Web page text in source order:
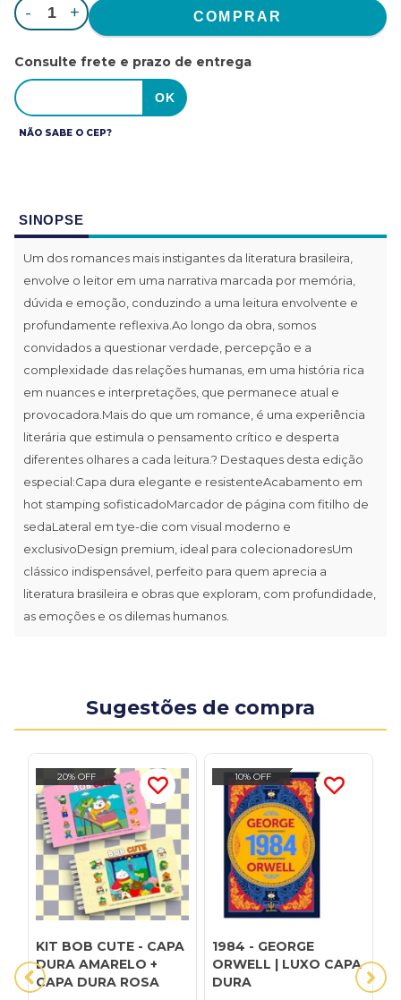
- +
Consulte frete e prazo de entrega
NÃO SABE O CEP?
SINOPSE
Um dos romances mais instigantes da literatura brasileira,
envolve o leitor em uma narrativa marcada por memória,
dúvida e emoção, conduzindo a uma leitura envolvente e
profundamente reflexiva.Ao longo da obra, somos
convidados a questionar verdade, percepção e a
complexidade das relações humanas, em uma história rica
em nuances e interpretações, que permanece atual e
provocadora.Mais do que um romance, é uma experiência
literária que estimula o pensamento crítico e desperta
diferentes olhares a cada leitura.? Destaques desta edição
especial:Capa dura elegante e resistenteAcabamento em
hot stamping sofisticadoMarcador de página com fitilho de
sedaLateral em tye-die com visual moderno e
exclusivoDesign premium, ideal para colecionadoresUm
clássico indispensável, perfeito para quem aprecia a
literatura brasileira e obras que exploram, com profundidade,
as emoções e os dilemas humanos.
Sugestões de compra
20% OFF
KIT BOB CUTE - CAPA
DURA AMARELO +
CAPA DURA ROSA
10% OFF
1984 - GEORGE
ORWELL | LUXO CAPA
DURA